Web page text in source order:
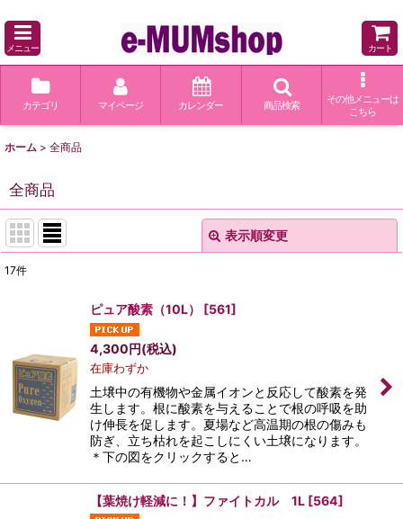
メニュー カート
カテゴリ マイページ カレンダー 商品検索
その他メニューは
こちら
ホーム > 全商品
全商品
表示順変更
並び順:
絞り込む
17件
ピュア酸素（10L） [561]
4,300円(税込)
在庫わずか
土壌中の有機物や金属イオンと反応して酸素を発
生します。根に酸素を与えることで根の呼吸を助
け伸長を促します。夏場など高温期の根の傷みも
防ぎ、立ち枯れを起こしにくい土壌になります。
＊下の図をクリックすると…
【葉焼け軽減に！】ファイトカル 1L [564]